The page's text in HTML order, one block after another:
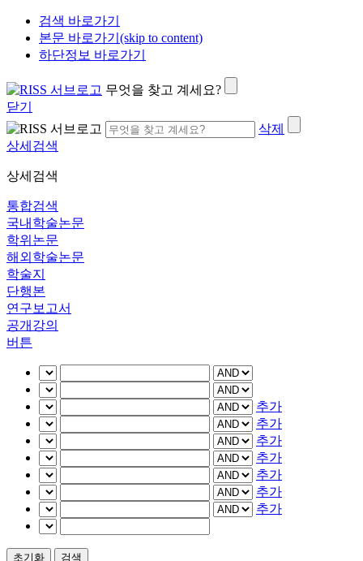
검색 바로가기
본문 바로가기(skip to content)
하단정보 바로가기
무엇을 찾고 계세요?
닫기
삭제
상세검색
상세검색
통합검색
국내학술논문
학위논문
해외학술논문
학술지
단행본
연구보고서
공개강의
버튼
추가
추가
추가
추가
추가
추가
추가